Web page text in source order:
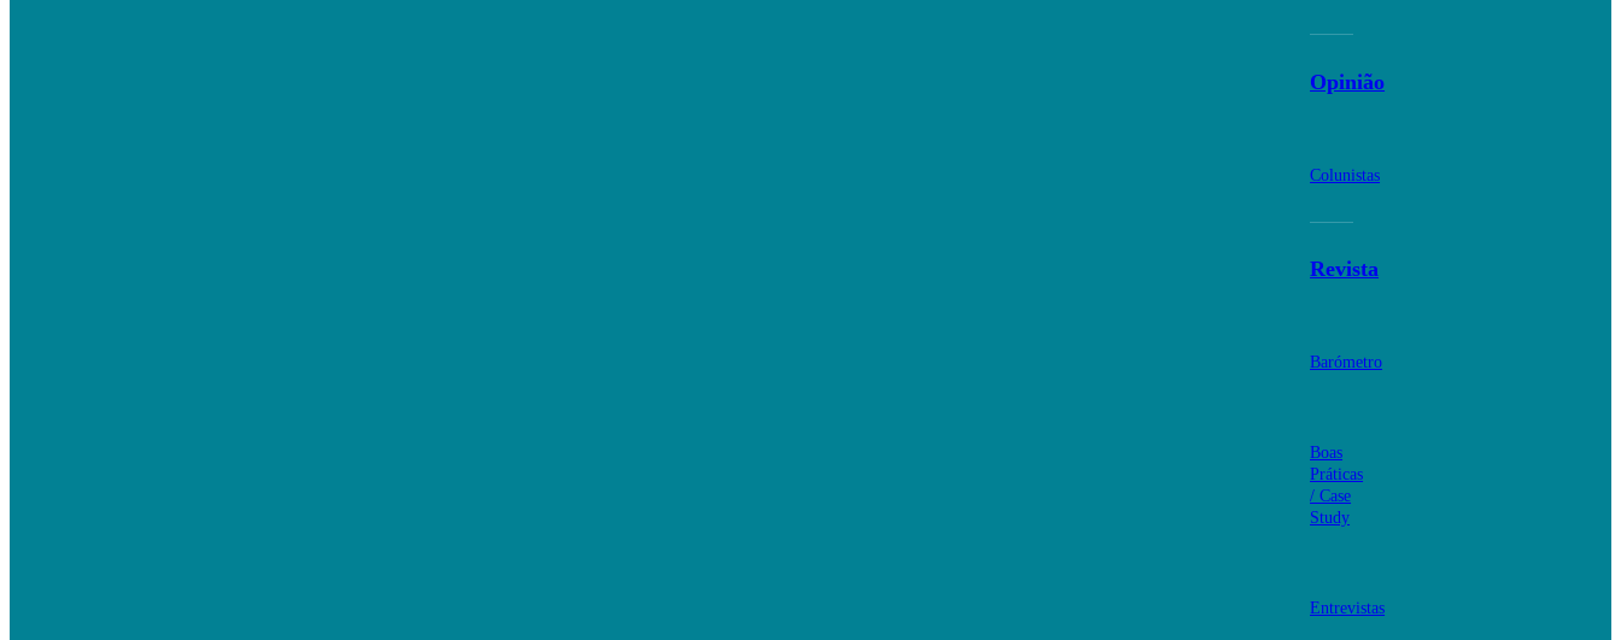
Opinião
Colunistas
Revista
Barómetro
Boas
Práticas
/ Case
Study
Entrevistas